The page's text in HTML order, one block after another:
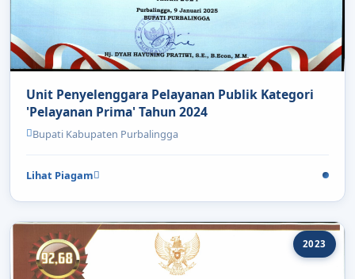
Unit Penyelenggara Pelayanan Publik Kategori
'Pelayanan Prima' Tahun 2024
Bupati Kabupaten Purbalingga
Lihat Piagam
2023